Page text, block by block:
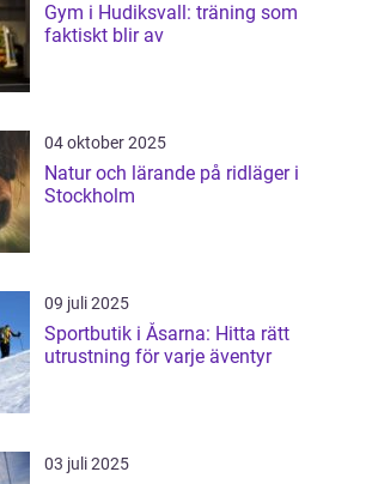
Gym i Hudiksvall: träning som
faktiskt blir av
04 oktober 2025
Natur och lärande på ridläger i
Stockholm
09 juli 2025
Sportbutik i Åsarna: Hitta rätt
utrustning för varje äventyr
03 juli 2025